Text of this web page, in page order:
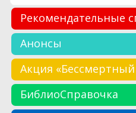
Рекомендательные
Анонсы
Акция
БиблиоСправочка